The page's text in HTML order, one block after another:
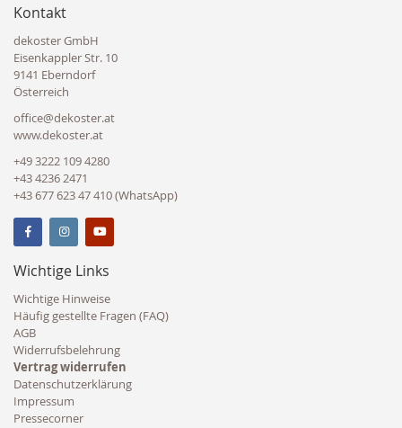
Kontakt
dekoster GmbH
Eisenkappler Str. 10
9141 Eberndorf
Österreich
office@dekoster.at
www.dekoster.at
+49 3222 109 4280
+43 4236 2471
+43 677 623 47 410 (WhatsApp)
Wichtige Links
Wichtige Hinweise
Häufig gestellte Fragen (FAQ)
AGB
Widerrufsbelehrung
Vertrag widerrufen
Datenschutzerklärung
Impressum
Pressecorner